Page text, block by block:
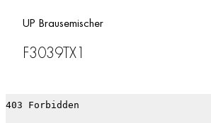
UP Brausemischer
F3039TX1